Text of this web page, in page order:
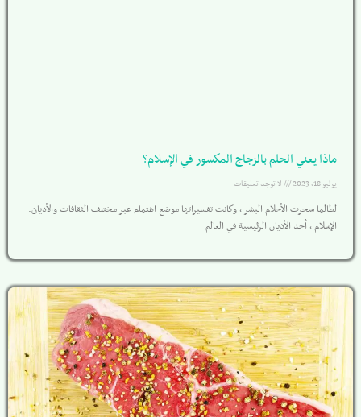
ماذا يعني الحلم بالزجاج المكسور في الإسلام؟
يوليو 18, 2023 لا توجد تعليقات
لطالما سحرت الأحلام البشر ، وكانت تفسيراتها موضع اهتمام عبر مختلف الثقافات والأديان.
الإسلام ، أحد الأديان الرئيسية في العالم